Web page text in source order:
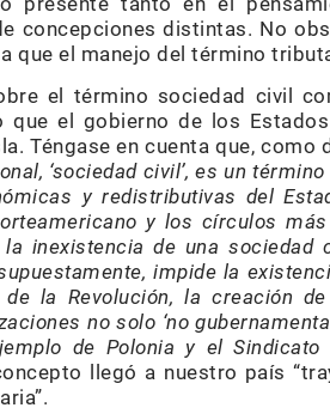
concepciones distintas. No
que el manejo del término
el término sociedad civil
que el gobierno de los
Téngase en cuenta que, como
‘sociedad civil’, es un
y redistributivas del
y los círculos
inexistencia de una sociedad
impide la
la Revolución, la creación
no solo ‘no
de Polonia y el
llegó a nuestro país